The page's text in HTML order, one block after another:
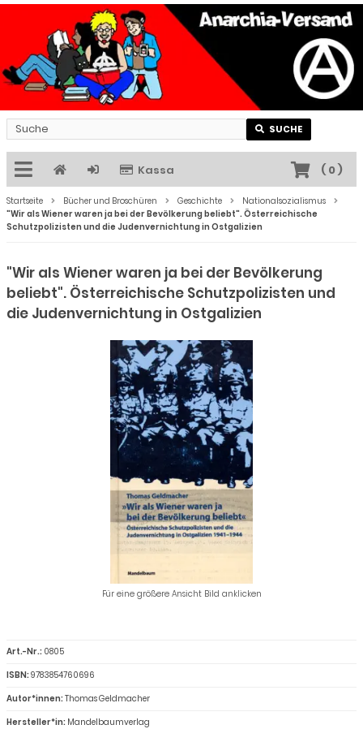
SUCHE
Kassa ( 0)
Startseite Bücher und Broschüren Geschichte
Nationalsozialismus
"Wir als Wiener waren ja bei der Bevölkerung beliebt". Österreichische
Schutzpolizisten und die Judenvernichtung in Ostgalizien
"Wir als Wiener waren ja bei der Bevölkerung
beliebt". Österreichische Schutzpolizisten und
die Judenvernichtung in Ostgalizien
Für eine größere Ansicht Bild anklicken
Art.-Nr.: 0805
ISBN:9783854760696
Autor*innen:Thomas Geldmacher
Hersteller*in: Mandelbaumverlag